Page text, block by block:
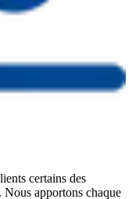
certains des
Nous apportons chaque